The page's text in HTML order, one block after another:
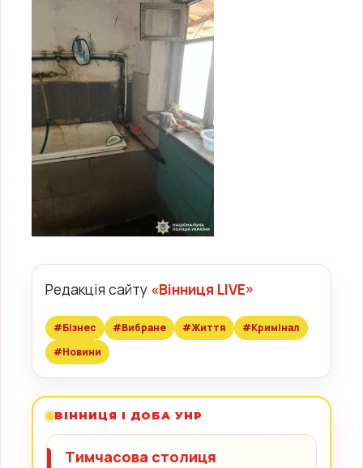
Редакція сайту «Вінниця LIVE»
#Бізнес #Вибране #Життя
#Кримінал
#Новини
ВІННИЦЯ І ДОБА УНР
Тимчасова столиця